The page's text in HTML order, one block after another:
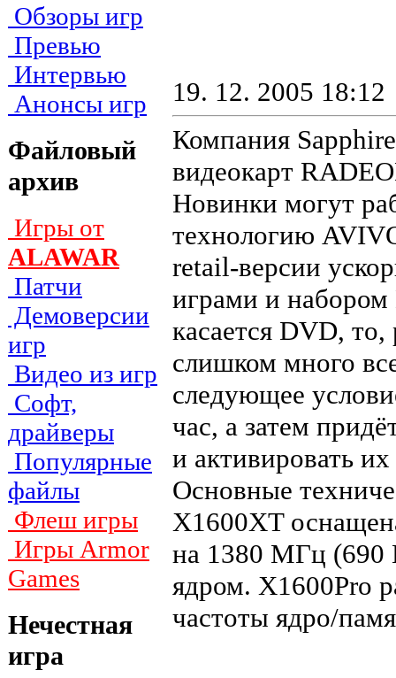
Обзоры игр
Превью
Интервью
Анонсы игр
Файловый
архив
Игры от
ALAWAR
Патчи
Демоверсии
игр
Видео из игр
Софт,
драйверы
Популярные
файлы
Флеш игры
Игры Armor
Games
Нечестная
игра
19. 12. 2005 18:12
Компания
видеокарт
Новинки могут
технологию
retail-версии
играми и
касается DVD,
слишком много
следующее
час, а затем
и активировать
Основные
X1600XT
на 1380 МГц (690
ядром. X1600Pro
частоты ядро/